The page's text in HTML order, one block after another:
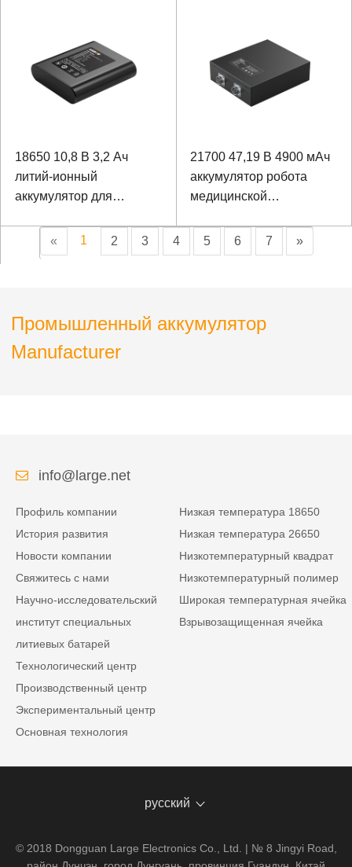
18650 10,8 В 3,2 Ач
литий-ионный
аккумулятор для
оборудования
21700 47,19 В 4900 мАч
аккумулятор робота
медицинской
«
1 2 3 4 5 6 7 »
Промышленный аккумулятор
Manufacturer
info@large.net
Профиль компании
История развития
Новости компании
Свяжитесь с нами
Научно-исследовательский
институт специальных
литиевых батарей
Технологический центр
Производственный центр
Экспериментальный центр
Основная технология
Низкая температура 18650
Низкая температура 26650
Низкотемпературный квадрат
Низкотемпературный полимер
Широкая температурная ячейка
Взрывозащищенная ячейка
русский
© 2018 Dongguan Large Electronics Co., Ltd. | № 8 Jingyi Road,